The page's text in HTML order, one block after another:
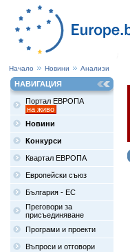
Начало Новини Анализи
НАВИГАЦИЯ
Портал ЕВРОПА
на живо
Новини
Конкурси
Квартал ЕВРОПА
Европейски съюз
България - ЕС
Преговори за
присъединяване
Програми и проекти
Въпроси и отговори